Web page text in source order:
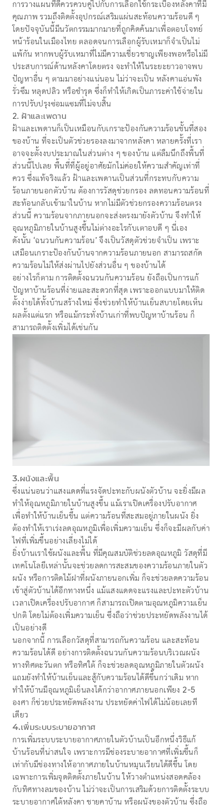
การวางแผนที่ดีควรควบคู่ไปกับการเลือกใช้กระเบื้องหลังคาที่มี
คุณภาพ รวมถึงติดตั้งอุปกรณ์เสริมแผ่นสะท้อนความร้อนดี ๆ
โดยปัจจุบันนี้มีนวัตกรรมมากมายที่ถูกคิดค้นมาเพื่อตอบโจทย์
หน้าร้อนในเมืองไทย ตลอดจนการเลือกผู้รับเหมาก็จำเป็นไม่
แพ้กัน หากพบผู้รับเหมาที่ไม่มีความเชี่ยวชาญเพียงพอหรือไม่มี
ประสบการณ์ด้านหลังคาโดยตรง จะทำให้ในระยะยาวอาจพบ
ปัญหาอื่น ๆ ตามมาอย่างแน่นอน ไม่ว่าจะเป็น หลังคาแอ่นพัง
รั่วซึม หลุดปลิว หรือชำรุด ซึ่งก็ทำให้เกิดเป็นภาระค่าใช้จ่ายใน
การปรับปรุงซ่อมแซมที่ไม่จบสิ้น
2. ฝ้าและเพดาน
ฝ้าและเพดานก็เป็นเหมือนกับเกราะป้องกันความร้อนชั้นที่สอง
ของบ้าน ที่จะเป็นตัวช่วยรองลงมาจากหลังคา หลายครั้งที่เรา
อาจจะตั้งงบประมาณในส่วนต่าง ๆ ของบ้าน แต่ลืมนึกถึงพื้นที่
ส่วนนี้ไปเลย พื้นที่ที่ผู้อยู่อาศัยมักไม่ค่อยให้ความสำคัญเท่าที่
ควร ซึ่งแท้จริงแล้ว ฝ้าและเพดานเป็นส่วนที่กระทบกับความ
ร้อนภายนอกตัวบ้าน ต้องการวัสดุช่วยกรอง ลดทอนความร้อนที่
สะท้อนกลับเข้ามาในบ้าน หากไม่มีตัวช่วยกรองความร้อนตรง
ส่วนนี้ ความร้อนจากภายนอกจะส่งตรงมายังตัวบ้าน จึงทำให้
อุณหภูมิภายในบ้านสูงขึ้นไม่ต่างอะไรกับเตาอบดี ๆ นี่เอง
ดังนั้น ‘ฉนวนกันความร้อน’ จึงเป็นวัสดุตัวช่วยจำเป็น เพราะ
เสมือนเกราะป้องกันบ้านจากความร้อนภายนอก สามารถสกัด
ความร้อนไม่ให้ส่งผ่านไปยังส่วนอื่น ๆ ของบ้านได้
อย่างไรก็ตาม การติดตั้งฉนวนกันความร้อน ยังถือเป็นการแก้
ปัญหาบ้านร้อนที่ง่ายและสะดวกที่สุด เพราะออกแบบมาให้ติด
ตั้งง่ายได้ทั้งบ้านสร้างใหม่ ซึ่งช่วยทำให้บ้านเย็นสบายโดยเห็น
ผลตั้งแต่แรก หรือแม้กระทั่งบ้านเก่าที่พบปัญหาบ้านร้อน ก็
สามารถติดตั้งเพิ่มได้เช่นกัน
3.ผนังและพื้น
ซึ่งแน่นอนว่าแสงแดดที่แรงจัดปะทะกับผนังตัวบ้าน จะยิ่งมีผล
ทำให้อุณหภูมิภายในบ้านสูงขึ้น แม้เราเปิดเครื่องปรับอากาศ
เพื่อทำให้บ้านเย็นขึ้น แต่ความร้อนที่สะสมอยู่ภายในผนัง ยิ่ง
ต้องทำให้เราเร่งลดอุณหภูมิเพื่อเพิ่มความเย็น ซึ่งก็จะมีผลกับค่า
ไฟที่เพิ่มขึ้นอย่างเลี่ยงไม่ได้
ยิ่งบ้านเราใช้ผนังและพื้น ที่มีคุณสมบัติช่วยลดอุณหภูมิ วัสดุที่มี
เทคโนโลยีเหล่านั้นจะช่วยลดการสะสมของความร้อนภายในตัว
ผนัง หรือการติดไม้ฝาที่ผนังภายนอกเพิ่ม ก็จะช่วยลดความร้อน
เข้าสู่ตัวบ้านได้อีกทางหนึ่ง แม้แสงแดดจะแรงและปะทะตัวบ้าน
เวลาเปิดเครื่องปรับอากาศ ก็สามารถเปิดตามอุณหภูมิความเย็น
ปกติ โดยไม่ต้องเพิ่มความเย็น ซึ่งถือว่าช่วยประหยัดพลังงานได้
เป็นอย่างดี
นอกจากนี้ การเลือกวัสดุที่สามารถกันความร้อน และสะท้อน
ความร้อนได้ดี อย่างการติดตั้งฉนวนกันความร้อนบริเวณผนัง
ทางทิศตะวันตก หรือทิศใต้ ก็จะช่วยลดอุณหภูมิภายในตัวผนัง
แถมยังทำให้บ้านเย็นและสู้กับความร้อนได้ดีขึ้นกว่าเดิม หาก
ทำให้บ้านมีอุณหภูมิเย็นลงได้กว่าอากาศภายนอกเพียง 2-5
องศา ก็ช่วยประหยัดพลังงาน ประหยัดค่าไฟได้ไม่น้อยเลยที
เดียว
4.เพิ่มระบบระบายอากาศ
การเพิ่มระบบระบายอากาศภายในตัวบ้านเป็นอีกหนึ่งวิธีแก้
บ้านร้อนที่น่าสนใจ เพราะการมีช่องระบายอากาศที่เพิ่มขึ้นก็
เท่ากับมีช่องทางให้อากาศภายในบ้านหมุนเวียนได้ดีขึ้น โดย
เฉพาะการเพิ่มจุดติดตั้งภายในบ้าน ให้วางตำแหน่งสอดคล้อง
กับทิศทางลมของบ้าน ไม่ว่าจะเป็นการเสริมด้วยการติดตั้งระบบ
ระบายอากาศใต้หลังคา ชายคาบ้าน หรือผนังของตัวบ้าน ซึ่งถือ